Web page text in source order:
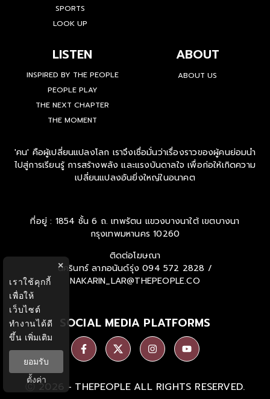
SPORTS
LOOK UP
LISTEN
INSPIRED BY THE PEOPLE
PEOPLE PLAY
THE NEXT CHAPTER
THE MOMENT
ABOUT
ABOUT US
'คน' คือผู้เปลี่ยนแปลงโลก เราจึงเชื่อมั่นว่าเรื่องราวของผู้คนย่อมนำ
ไปสู่การเรียนรู้ การสร้างพลัง และแรงบันดาลใจ เพื่อก่อให้เกิดความ
เปลี่ยนแปลงอันยิ่งใหญ่ในอนาคต
ที่อยู่ : 1854 ชั้น 6 ถ. เทพรัตน แขวงบางนาใต้ เขตบางนา
กรุงเทพมหานคร 10260
ติดต่อโฆษณา
นครินทร์ ลาภอนันด์รุ่ง 094 572 2828 /
NAKARIN_LAR@THEPEOPLE.CO
SOCIAL MEDIA PLATFORMS
Ⓒ 2026 - THEPEOPLE ALL RIGHTS RESERVED.
×
เราใช้คุกกี้
เพื่อให้
เว็บไซต์
ทำงานได้ดี
ขึ้น เพิ่มเติม
ยอมรับ
ตั้งค่า